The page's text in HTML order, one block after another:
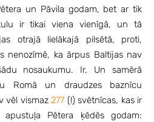
un Pāvila godam, bet ar tik
ir tikai viena vienīgā, un tā
otrajā lielākajā pilsētā, proti,
nenozīmē, ka ārpus Baltijas nav
nosaukumu. Ir. Un samērā
Romā un draudzes baznīcu
vēl vismaz277 (!) svētnīcas, kas ir
Pētera ķēdēs godam: